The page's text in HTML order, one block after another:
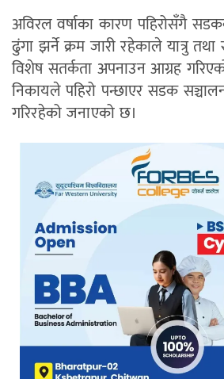
अविरल वर्षाका कारण पहिरोसँगै
ढुंगा झर्ने क्रम जारी रहेकाले यात्रु
विशेष सतर्कता अपनाउन आग्रह
निकायले पहिरो पन्छाएर सडक
गरिरहेको जनाएको छ।